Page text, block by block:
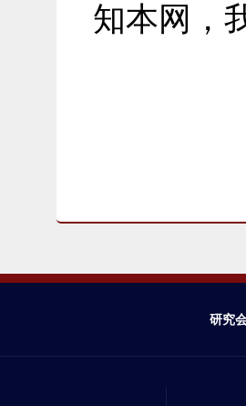
知本网，
研究